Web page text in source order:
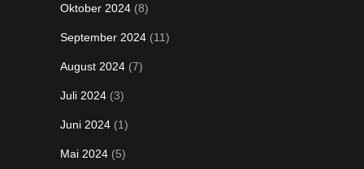
Oktober 2024 (8)
September 2024 (11)
August 2024 (7)
Juli 2024 (3)
Juni 2024 (1)
Mai 2024 (5)